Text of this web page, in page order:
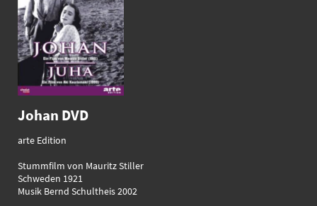
Johan DVD
arte Edition
Stummfilm von Mauritz Stiller
Schweden 1921
Musik Bernd Schultheis 2002